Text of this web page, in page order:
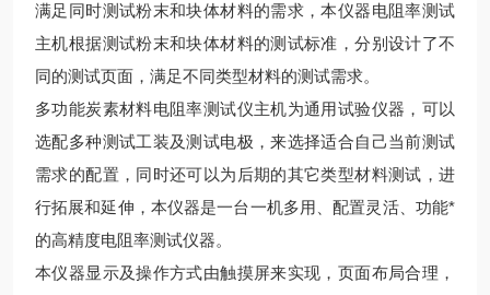
满足同时测试粉末和块体材料的需求，本仪器电阻率测试
主机根据测试粉末和块体材料的测试标准，分别设计了不
同的测试页面，满足不同类型材料的测试需求。
多功能炭素材料电阻率测试仪主机为通用试验仪器，可以
选配多种测试工装及测试电极，来选择适合自己当前测试
需求的配置，同时还可以为后期的其它类型材料测试，进
行拓展和延伸，本仪器是一台一机多用、配置灵活、功能*
的高精度电阻率测试仪器。
本仪器显示及操作方式由触摸屏来实现，页面布局合理，